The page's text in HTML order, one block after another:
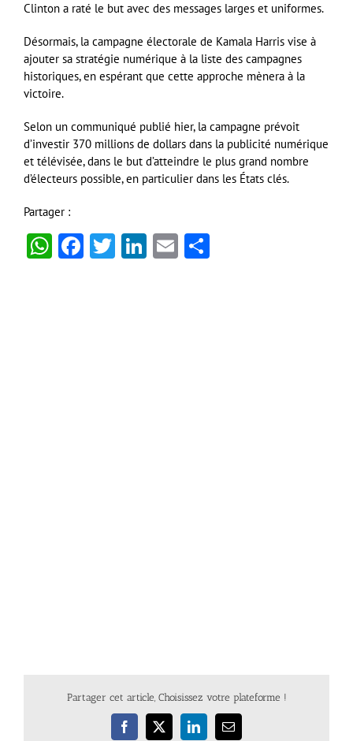
Clinton a raté le but avec des messages larges et uniformes.
Désormais, la campagne électorale de Kamala Harris vise à
ajouter sa stratégie numérique à la liste des campagnes
historiques, en espérant que cette approche mènera à la
victoire.
Selon un communiqué publié hier, la campagne prévoit
d’investir 370 millions de dollars dans la publicité numérique
et télévisée, dans le but d’atteindre le plus grand nombre
d’électeurs possible, en particulier dans les États clés.
Partager :
WhatsApp
Facebook
Twitter
LinkedIn
Email
Partager cet article, Choisissez votre plateforme !
Facebook
X LinkedInEmail